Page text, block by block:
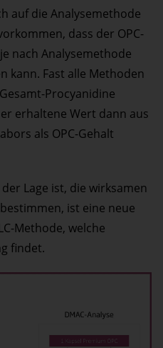
auf die Analysemethode
dass der OPC-
nach Analysemethode
kann. Fast alle Methoden
Procyanidine
erhaltene Wert dann aus
als OPC-Gehalt
Lage ist, die wirksamen
ist eine neue
Methode, welche
findet.